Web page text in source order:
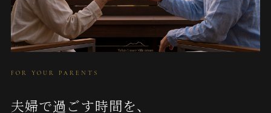
FOR YOUR PARENTS
夫婦で過ごす時間を、